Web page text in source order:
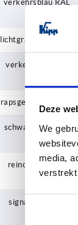
Deze
We
media,
verkehrsblau RAL
lichtgrau RAL 7035
verkehrsrot RAL
rapsgelb RAL 1021
schwarzgrau RAL
reinorange RAL
2004
signalgrün RAL